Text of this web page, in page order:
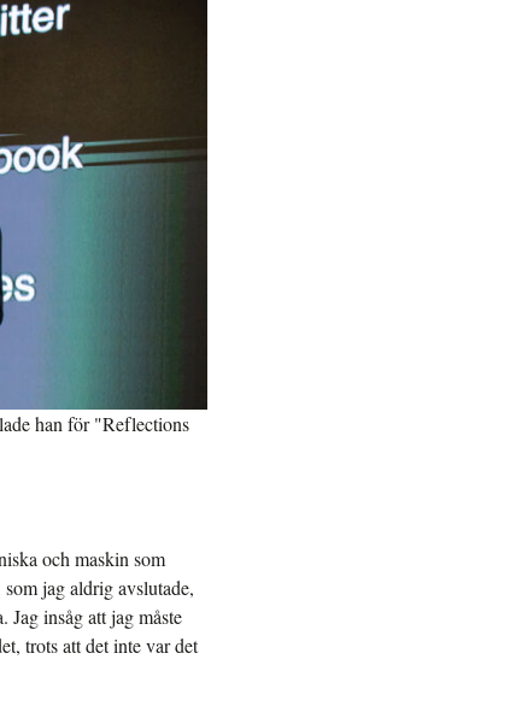
han för "Reflections
och maskin som
jag aldrig avslutade,
Jag insåg att jag måste
trots att det inte var det